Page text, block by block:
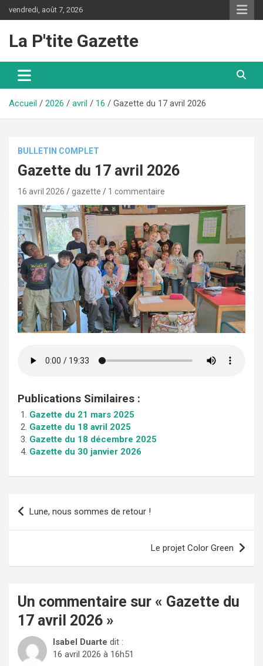
au
vendredi, août 7, 2026
La P'tite Gazette
Accueil 2026 avril 16 Gazette du 17 avril 2026
BULLETIN COMPLET
Gazette du 17 avril 2026
16 avril 2026 gazette 1 commentaire
Publications Similaires :
Gazette du 21 mars 2025
Gazette du 18 avril 2025
Gazette du 18 décembre 2025
Gazette du 30 janvier 2026
Navigation
de
Lune, nous sommes de retour !
Le projet Color Green
Un commentaire sur « Gazette du
17 avril 2026 »
Isabel Duarte dit :
16 avril 2026 à 16h51